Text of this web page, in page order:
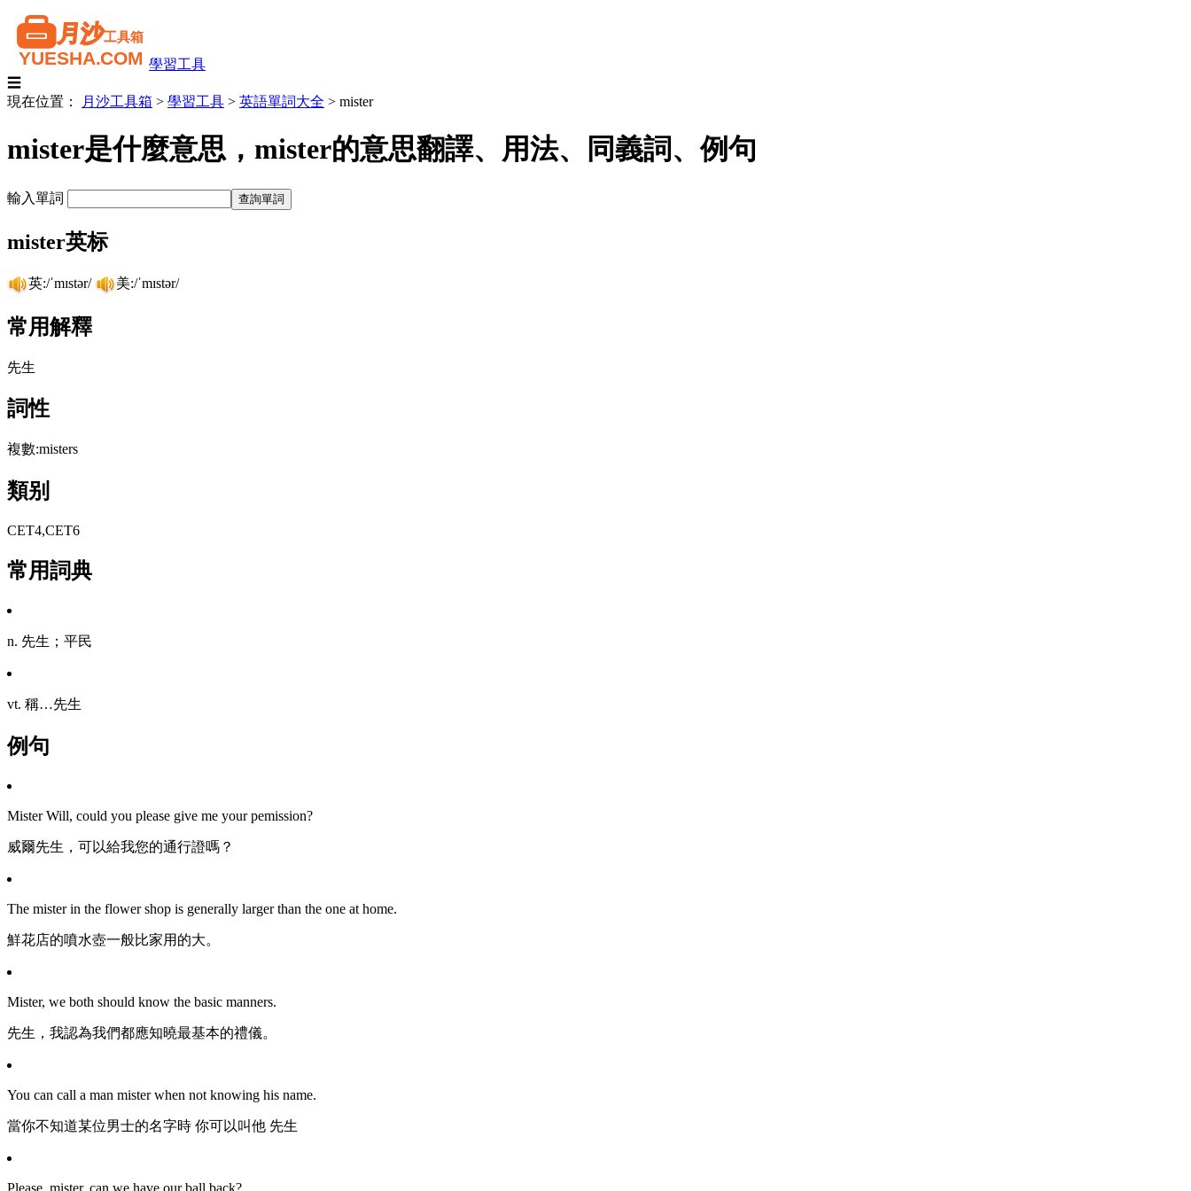
學習工具
☰
現在位置：
月沙工具箱 > 學習工具 > 英語單詞大全 > mister
mister是什麼意思，mister的意思翻譯、用法、同義詞、例句
輸入單詞
mister英标
英:/ˈmɪstər/ 美:/ˈmɪstər/
常用解釋
先生
詞性
複數:misters
類别
CET4,CET6
常用詞典
n. 先生；平民
vt. 稱…先生
例句
Mister Will, could you please give me your pemission?
威爾先生，可以給我您的通行證嗎？
The mister in the flower shop is generally larger than the one at home.
鮮花店的噴水壺一般比家用的大。
Mister, we both should know the basic manners.
先生，我認為我們都應知曉最基本的禮儀。
You can call a man mister when not knowing his name.
當你不知道某位男士的名字時 你可以叫他 先生
Please, mister, can we have our ball back?